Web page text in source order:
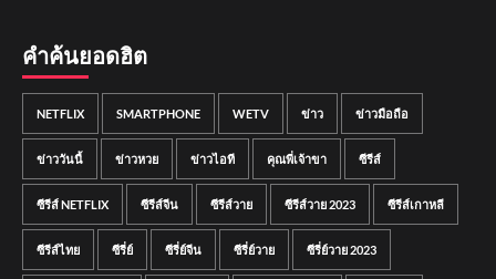
คำค้นยอดฮิต
NETFLIX SMARTPHONE WETV ข่าว ข่าวมือถือ
ข่าววันนี้ ข่าวหวย ข่าวไอที คุณพี่เจ้าขา ซีรีส์
ซีรีส์ NETFLIX ซีรีส์จีน ซีรีส์วาย ซีรีส์วาย 2023 ซีรีส์เกาหลี
ซีรีส์ไทย ซีรี่ย์ ซีรี่ย์จีน ซีรี่ย์วาย ซีรี่ย์วาย 2023